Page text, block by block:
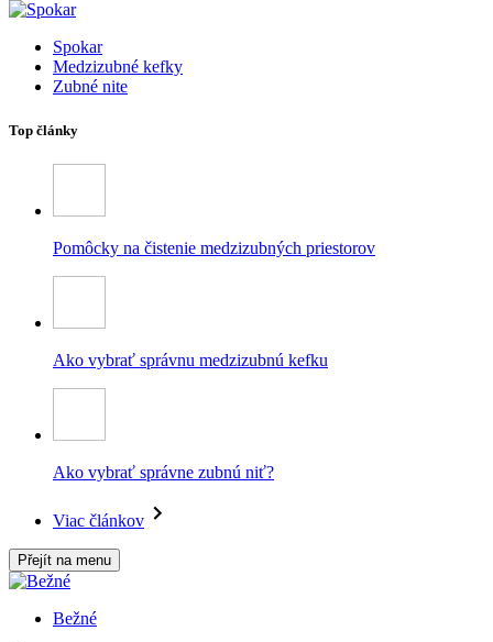
Spokar
Medzizubné kefky
Zubné nite
Top články
Pomôcky na čistenie medzizubných priestorov
Ako vybrať správnu medzizubnú kefku
Ako vybrať správne zubnú niť?
Viac článkov
Přejít na menu
Bežné